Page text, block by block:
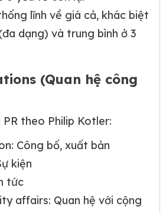
lĩnh về giá cả, khác biệt
dạng) và trung bình ở 3
(Quan hệ công
PR theo Philip Kotler:
Công bố, xuất bản
kiện
tức
affairs: Quan hệ với cộng